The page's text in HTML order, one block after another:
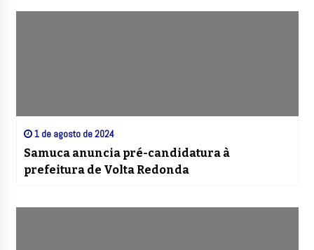
1 de agosto de 2024
Samuca anuncia pré-candidatura à
prefeitura de Volta Redonda